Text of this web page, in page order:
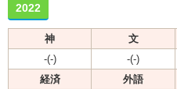
2022
神 文
-(-)
-(-)
経済
外語